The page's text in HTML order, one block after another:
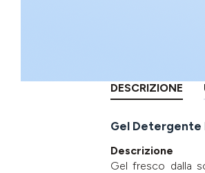
DESCRIZIONE
Gel
Descrizione
Gel fresco dalla